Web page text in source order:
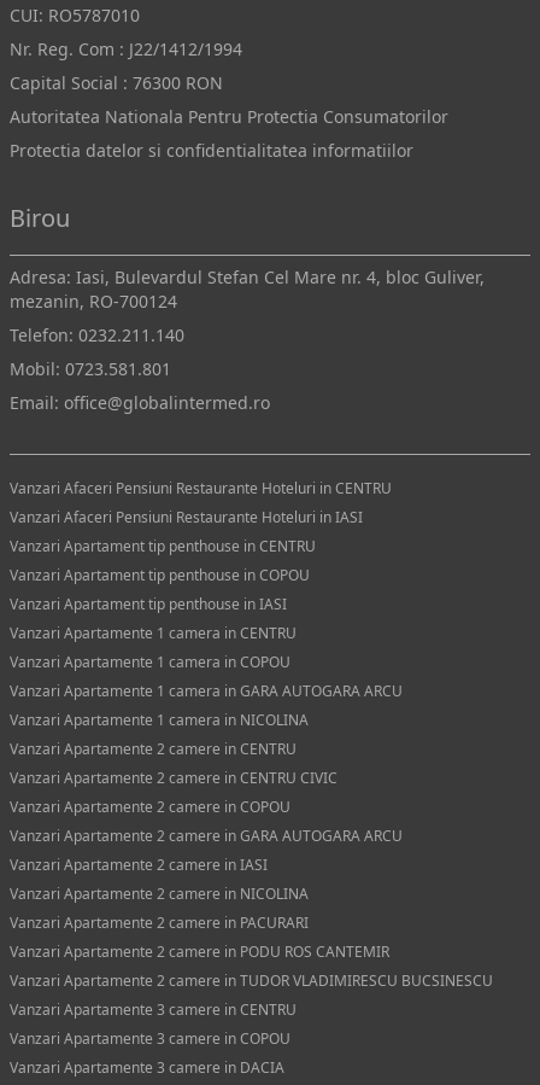
CUI: RO5787010
Nr. Reg. Com : J22/1412/1994
Capital Social : 76300 RON
Autoritatea Nationala Pentru Protectia Consumatorilor
Protectia datelor si confidentialitatea informatiilor
Birou
Adresa: Iasi, Bulevardul Stefan Cel Mare nr. 4, bloc Guliver,
mezanin, RO-700124
Telefon: 0232.211.140
Mobil: 0723.581.801
Email: office@globalintermed.ro
Vanzari Afaceri Pensiuni Restaurante Hoteluri in CENTRU
Vanzari Afaceri Pensiuni Restaurante Hoteluri in IASI
Vanzari Apartament tip penthouse in CENTRU
Vanzari Apartament tip penthouse in COPOU
Vanzari Apartament tip penthouse in IASI
Vanzari Apartamente 1 camera in CENTRU
Vanzari Apartamente 1 camera in COPOU
Vanzari Apartamente 1 camera in GARA AUTOGARA ARCU
Vanzari Apartamente 1 camera in NICOLINA
Vanzari Apartamente 2 camere in CENTRU
Vanzari Apartamente 2 camere in CENTRU CIVIC
Vanzari Apartamente 2 camere in COPOU
Vanzari Apartamente 2 camere in GARA AUTOGARA ARCU
Vanzari Apartamente 2 camere in IASI
Vanzari Apartamente 2 camere in NICOLINA
Vanzari Apartamente 2 camere in PACURARI
Vanzari Apartamente 2 camere in PODU ROS CANTEMIR
Vanzari Apartamente 2 camere in TUDOR VLADIMIRESCU BUCSINESCU
Vanzari Apartamente 3 camere in CENTRU
Vanzari Apartamente 3 camere in COPOU
Vanzari Apartamente 3 camere in DACIA